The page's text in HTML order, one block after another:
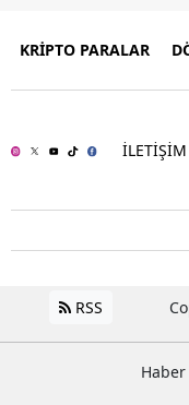
KRİPTO PARALAR
İLETİŞİM
RSS
Haber